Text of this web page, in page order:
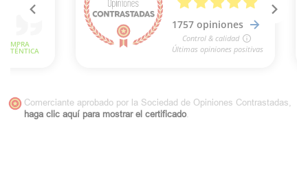
Comerciante aprobado por la Sociedad de Opiniones Contrastadas,
haga clic aquí para mostrar el certificado.